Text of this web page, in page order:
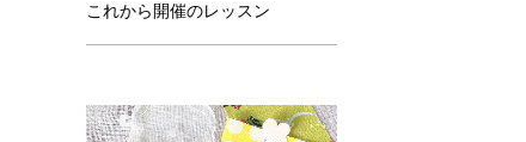
これから開催のレッスン